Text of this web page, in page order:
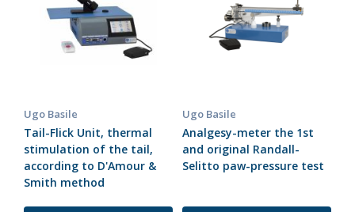
Ugo Basile
Tail-Flick Unit, thermal
stimulation of the tail,
according to D'Amour &
Smith method
Ugo Basile
Analgesy-meter the 1st
and original Randall-
Selitto paw-pressure test